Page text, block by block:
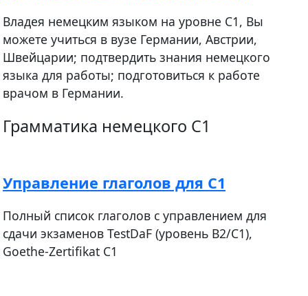
Владея немецким языком на уровне С1, Вы
можете учиться в вузе Германии, Австрии,
Швейцарии; подтвердить знания немецкого
языка для работы; подготовиться к работе
врачом в Германии.
Грамматика немецкого C1
Управление глаголов для С1
Полный список глаголов с управлением для
сдачи экзаменов TestDaF (уровень B2/C1),
Goethe-Zertifikat C1